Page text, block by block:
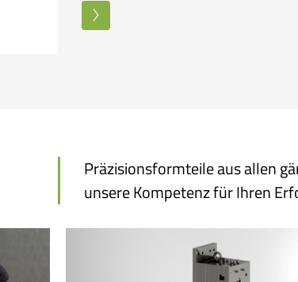
Präzisionsformteile aus allen
unsere Kompetenz für Ihren